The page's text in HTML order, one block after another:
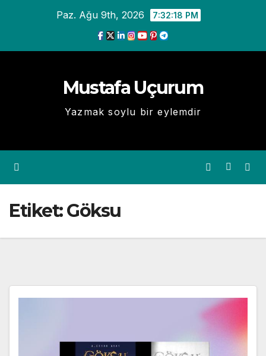
Paz. Ağu 9th, 2026 7:32:18 PM
Mustafa Uçurum
Yazmak soylu bir eylemdir
Etiket:Göksu